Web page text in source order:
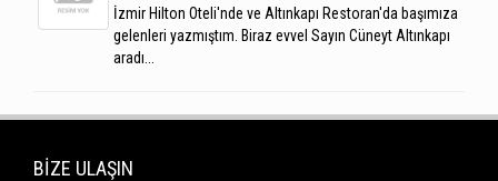
İzmir Hilton Oteli'nde ve Altınkapı Restoran'da başımıza
gelenleri yazmıştım. Biraz evvel Sayın Cüneyt Altınkapı
aradı...
BİZE ULAŞIN